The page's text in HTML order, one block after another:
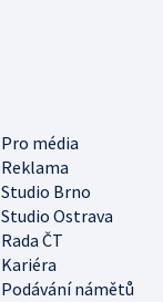
Pro média
Reklama
Studio Brno
Studio Ostrava
Rada ČT
Kariéra
Podávání námětů